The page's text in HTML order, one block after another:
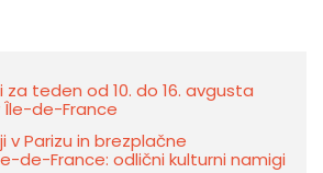
za teden od 10. do 16. avgusta
Île-de-France
v Parizu in brezplačne
de-France: odlični kulturni namigi